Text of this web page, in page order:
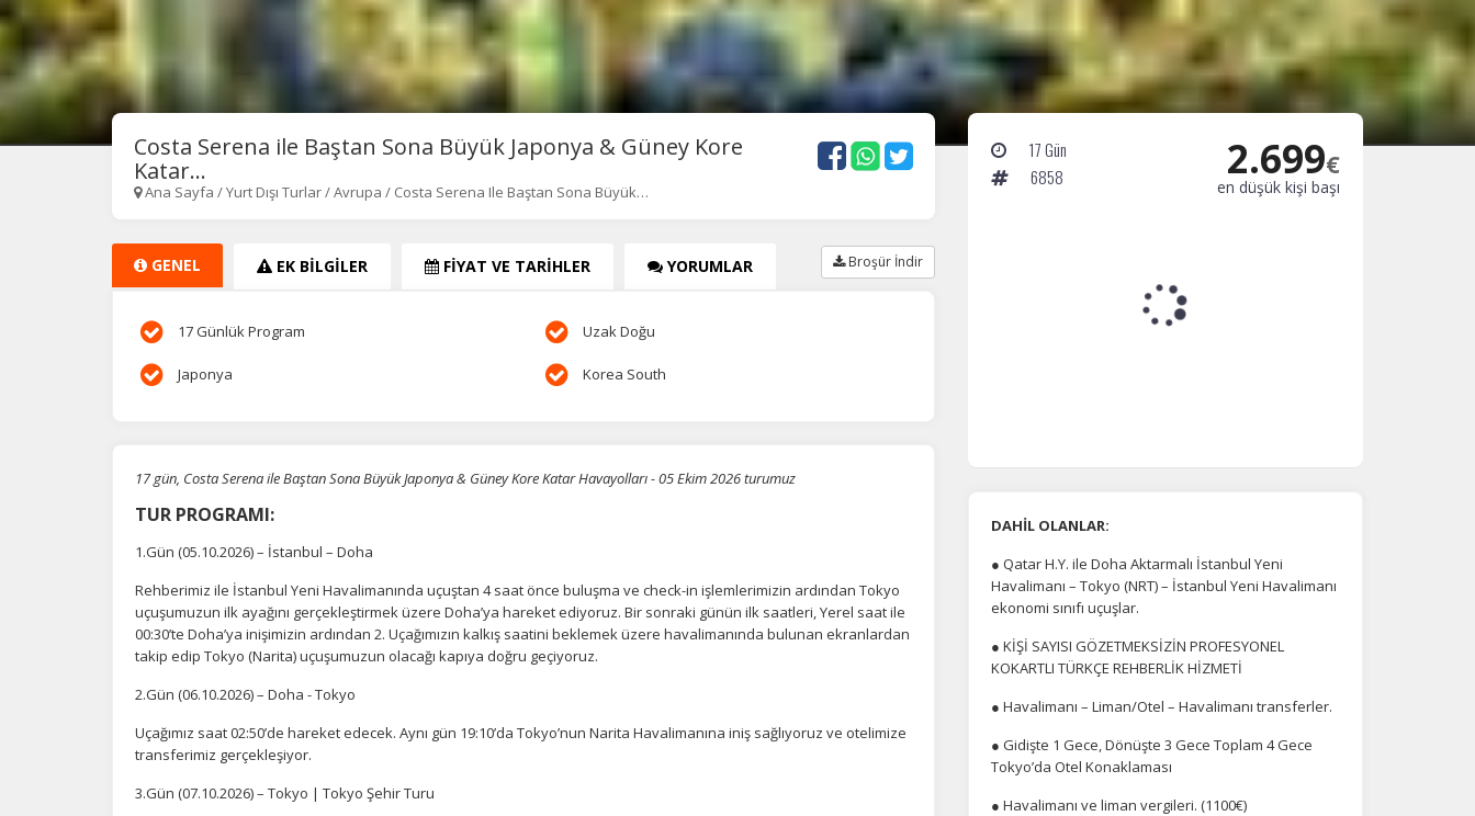
Costa Serena ile Baştan Sona Büyük Japonya & Güney Kore
Katar...
Ana Sayfa /Yurt Dışı Turlar/Avrupa / Costa Serena Ile Baştan Sona Büyük…
GENEL EK BİLGİLER FİYAT VE TARİHLER YORUMLAR Broşür İndir
17 Günlük Program Uzak Doğu
Japonya Korea South
17 gün, Costa Serena ile Baştan Sona Büyük Japonya & Güney Kore Katar Havayolları - 05 Ekim 2026 turumuz
TUR PROGRAMI:
1.Gün (05.10.2026) – İstanbul – Doha
Rehberimiz ile İstanbul Yeni Havalimanında uçuştan 4 saat önce buluşma ve check-in işlemlerimizin ardından Tokyo
uçuşumuzun ilk ayağını gerçekleştirmek üzere Doha’ya hareket ediyoruz. Bir sonraki günün ilk saatleri, Yerel saat ile
00:30’te Doha’ya inişimizin ardından 2. Uçağımızın kalkış saatini beklemek üzere havalimanında bulunan ekranlardan
takip edip Tokyo (Narita) uçuşumuzun olacağı kapıya doğru geçiyoruz.
2.Gün (06.10.2026) – Doha - Tokyo
Uçağımız saat 02:50’de hareket edecek. Aynı gün 19:10’da Tokyo’nun Narita Havalimanına iniş sağlıyoruz ve otelimize
transferimiz gerçekleşiyor.
3.Gün (07.10.2026) – Tokyo | Tokyo Şehir Turu
17 Gün
6858
2.699€
en düşük kişi başı
DAHİL OLANLAR:
● Qatar H.Y. ile Doha Aktarmalı İstanbul Yeni
Havalimanı – Tokyo (NRT) – İstanbul Yeni Havalimanı
ekonomi sınıfı uçuşlar.
● KİŞİ SAYISI GÖZETMEKSİZİN PROFESYONEL
KOKARTLI TÜRKÇE REHBERLİK HİZMETİ
● Havalimanı – Liman/Otel – Havalimanı transferler.
● Gidişte 1 Gece, Dönüşte 3 Gece Toplam 4 Gece
Tokyo’da Otel Konaklaması
● Havalimanı ve liman vergileri. (1100€)